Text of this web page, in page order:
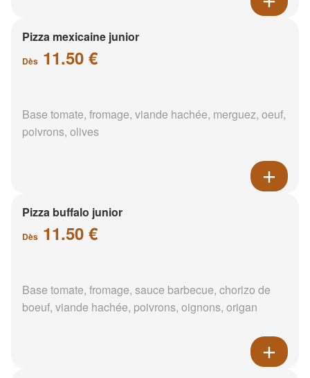
Pizza mexicaine junior
Dès 11.50 €
Base tomate, fromage, viande hachée, merguez, oeuf,
poivrons, olives
Pizza buffalo junior
Dès 11.50 €
Base tomate, fromage, sauce barbecue, chorizo de
boeuf, viande hachée, poivrons, oignons, origan